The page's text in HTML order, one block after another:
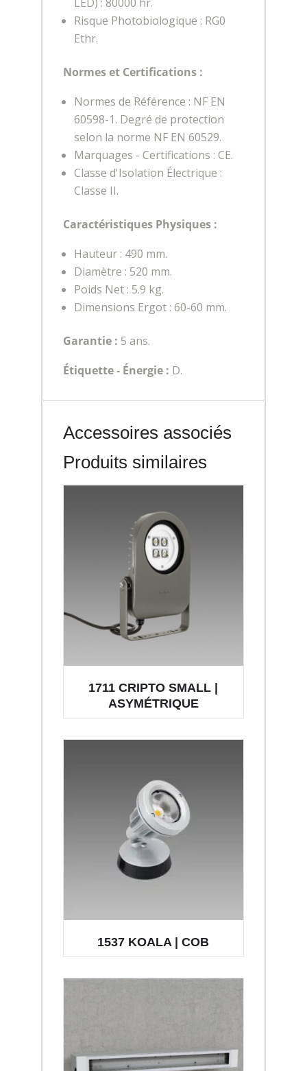
Risque Photobiologique : RG0
Ethr.
Normes et Certifications :
Normes de Référence : NF EN
60598-1. Degré de protection
selon la norme NF EN 60529.
Marquages - Certifications : CE.
Classe d'Isolation Électrique :
Classe II.
Caractéristiques Physiques :
Hauteur : 490 mm.
Diamètre : 520 mm.
Poids Net : 5.9 kg.
Dimensions Ergot : 60-60 mm.
Garantie : 5 ans.
Étiquette - Énergie : D.
Accessoires associés
Produits similaires
1711 CRIPTO SMALL |
ASYMÉTRIQUE
1537 KOALA | COB